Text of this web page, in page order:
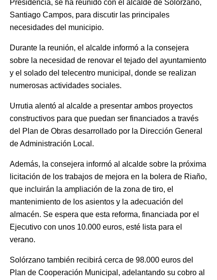
Presidencia, se ha reunido con el alcalde de Solórzano,
Santiago Campos, para discutir las principales
necesidades del municipio.
Durante la reunión, el alcalde informó a la consejera
sobre la necesidad de renovar el tejado del ayuntamiento
y el solado del telecentro municipal, donde se realizan
numerosas actividades sociales.
Urrutia alentó al alcalde a presentar ambos proyectos
constructivos para que puedan ser financiados a través
del Plan de Obras desarrollado por la Dirección General
de Administración Local.
Además, la consejera informó al alcalde sobre la próxima
licitación de los trabajos de mejora en la bolera de Riaño,
que incluirán la ampliación de la zona de tiro, el
mantenimiento de los asientos y la adecuación del
almacén. Se espera que esta reforma, financiada por el
Ejecutivo con unos 10.000 euros, esté lista para el
verano.
Solórzano también recibirá cerca de 98.000 euros del
Plan de Cooperación Municipal, adelantando su cobro al